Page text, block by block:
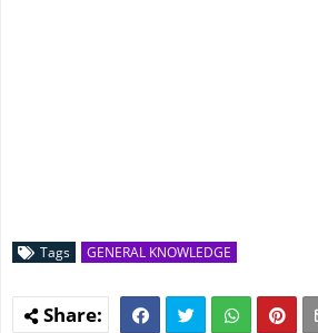
Tags GENERAL KNOWLEDGE